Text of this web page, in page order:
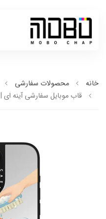
خانه محصولات سفارشی
قاب موبایل سفارشی آینه ای | Bubble Time Otter (کد 0521)